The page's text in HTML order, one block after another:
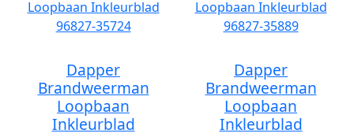
Dapper
Brandweerman
Loopbaan
Inkleurblad
Dapper
Brandweerman
Loopbaan
Inkleurblad